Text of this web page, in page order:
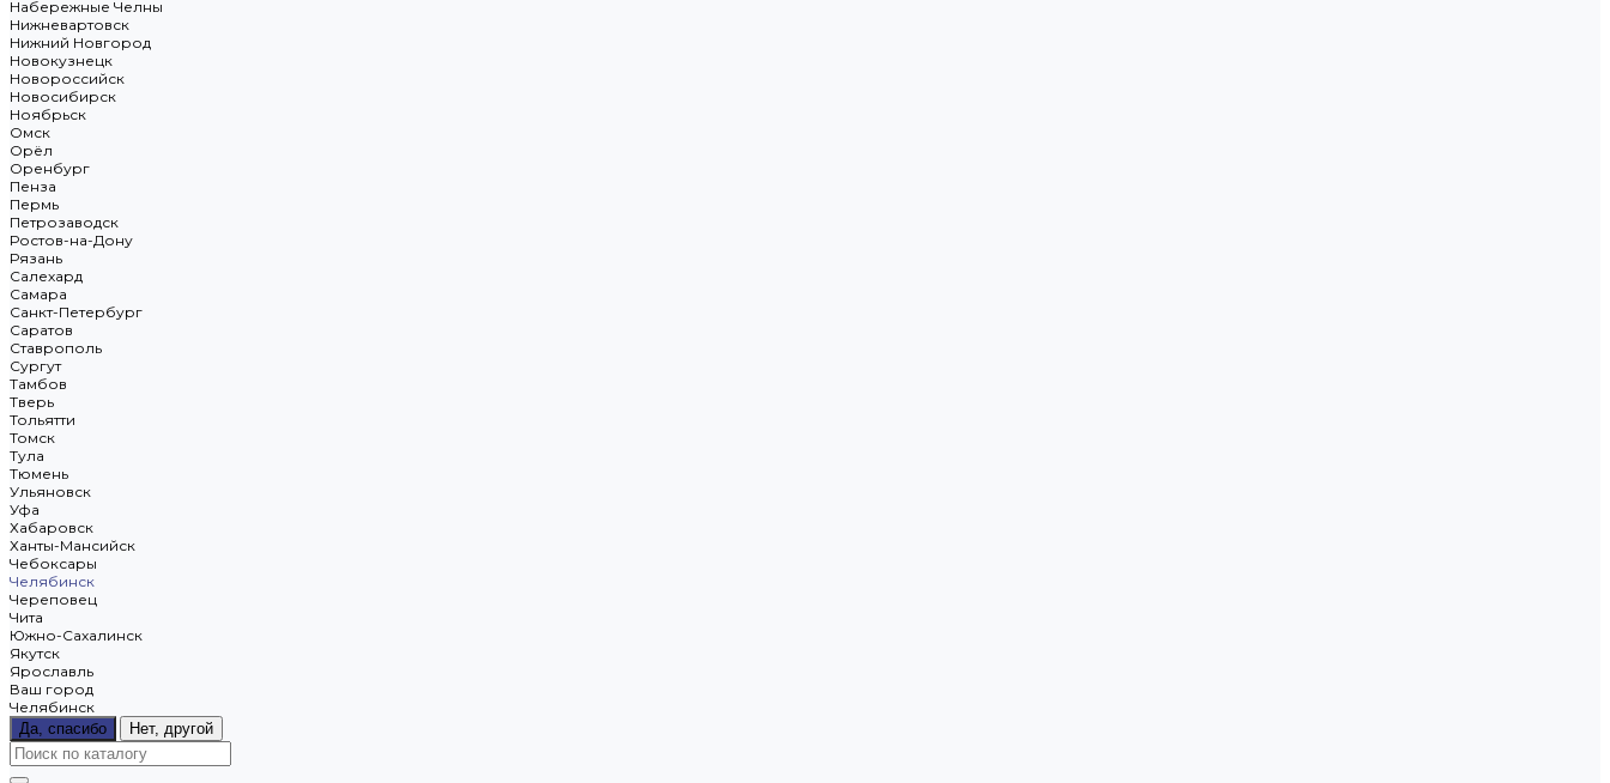
Набережные Челны
Нижневартовск
Нижний Новгород
Новокузнецк
Новороссийск
Новосибирск
Ноябрьск
Омск
Орёл
Оренбург
Пенза
Пермь
Петрозаводск
Ростов-на-Дону
Рязань
Салехард
Самара
Санкт-Петербург
Саратов
Ставрополь
Сургут
Тамбов
Тверь
Тольятти
Томск
Тула
Тюмень
Ульяновск
Уфа
Хабаровск
Ханты-Мансийск
Чебоксары
Челябинск
Череповец
Чита
Южно-Сахалинск
Якутск
Ярославль
Ваш город
Челябинск
Да, спасибо
Нет, другой